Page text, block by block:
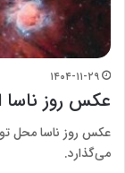
۱۴۰۴-۱۱-۲۹
عکس روز ناسا
عکس روز ناسا محل
می‌گذارد.